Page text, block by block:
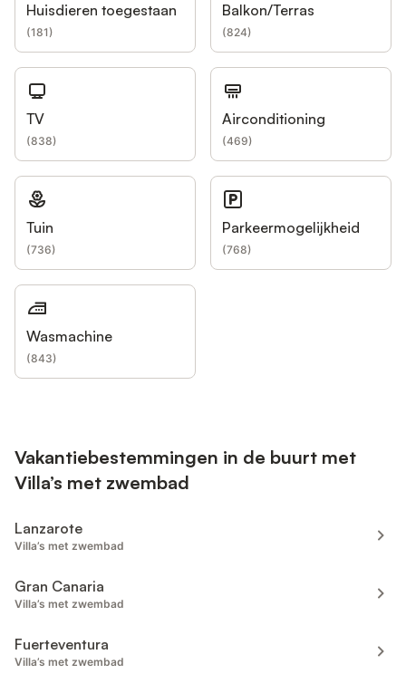
Huisdieren toegestaan
(181)
Balkon/Terras
(824)
TV
(838)
Airconditioning
(469)
Tuin
(736)
Parkeermogelijkheid
(768)
Wasmachine
(843)
Vakantiebestemmingen in de buurt met
Villa’s met zwembad
Lanzarote
Villa’s met zwembad
Gran Canaria
Villa’s met zwembad
Fuerteventura
Villa’s met zwembad